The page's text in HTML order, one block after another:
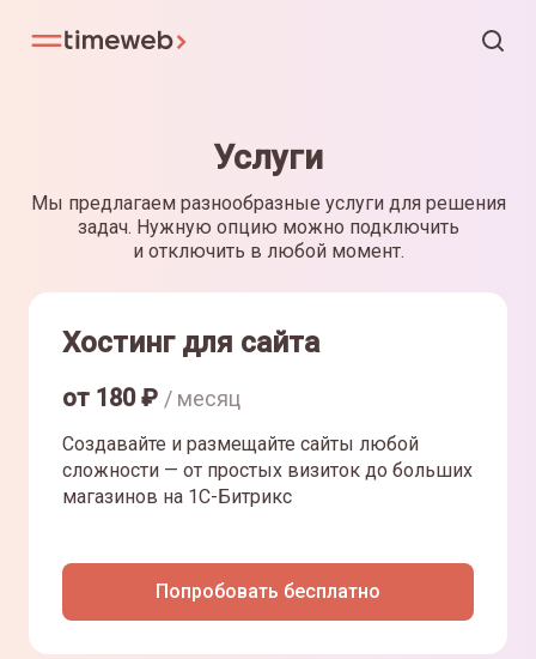
Услуги
Мы предлагаем разнообразные услуги для решения
задач. Нужную опцию можно подключить
и отключить в любой момент.
Хостинг для сайта
от 180₽ / месяц
Создавайте и размещайте сайты любой
сложности — от простых визиток до больших
магазинов на 1С-Битрикс
Попробовать бесплатно